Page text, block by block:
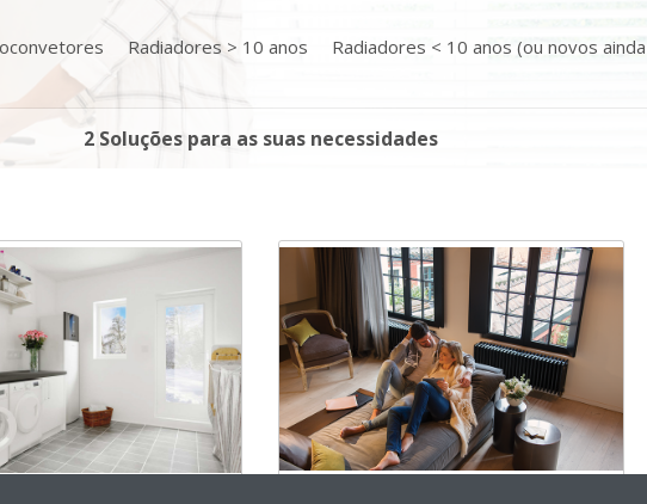
Radiadores > 10 anos Radiadores < 10 anos (ou novos
2 Soluções para as suas necessidades